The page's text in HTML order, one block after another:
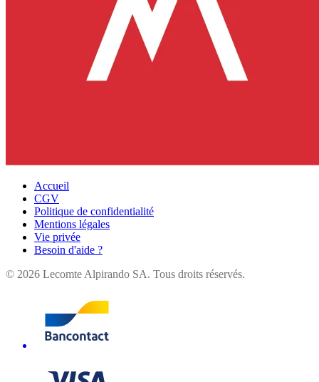
Accueil
CGV
Politique de confidentialité
Mentions légales
Vie privée
Besoin d'aide ?
© 2026 Lecomte Alpirando SA. Tous droits réservés.